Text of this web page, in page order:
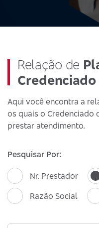
Relação de
Credenciado
Aqui você encontra a
os quais o Credenciado
prestar atendimento.
Pesquisar Por:
Nr. Prestador
Razão Social